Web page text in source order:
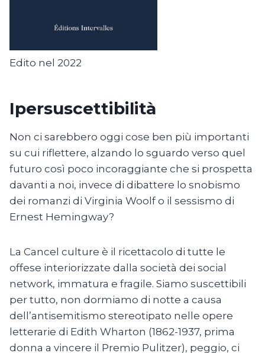
Edito nel 2022
Ipersuscettibilità
Non ci sarebbero oggi cose ben più importanti
su cui riflettere, alzando lo sguardo verso quel
futuro così poco incoraggiante che si prospetta
davanti a noi, invece di dibattere lo snobismo
dei romanzi di Virginia Woolf o il sessismo di
Ernest Hemingway?
La Cancel culture è il ricettacolo di tutte le
offese interiorizzate dalla società dei social
network, immatura e fragile. Siamo suscettibili
per tutto, non dormiamo di notte a causa
dell’antisemitismo stereotipato nelle opere
letterarie di Edith Wharton (1862-1937, prima
donna a vincere il Premio Pulitzer), peggio, ci